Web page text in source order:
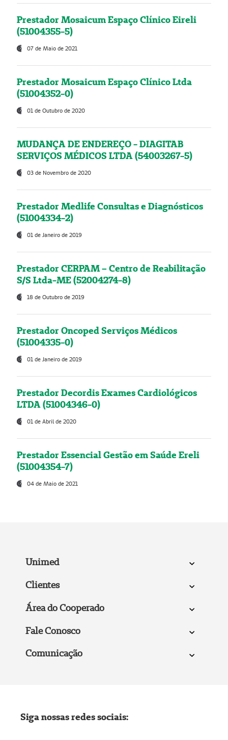
Prestador Mosaicum Espaço Clínico Eireli
(51004355-5)
07 de Maio de 2021
Prestador Mosaicum Espaço Clínico Ltda
(51004352-0)
01 de Outubro de 2020
MUDANÇA DE ENDEREÇO - DIAGITAB
SERVIÇOS MÉDICOS LTDA (54003267-5)
03 de Novembro de 2020
Prestador Medlife Consultas e Diagnósticos
(51004334-2)
01 de Janeiro de 2019
Prestador CERPAM – Centro de Reabilitação
S/S Ltda-ME (52004274-8)
18 de Outubro de 2019
Prestador Oncoped Serviços Médicos
(51004335-0)
01 de Janeiro de 2019
Prestador Decordis Exames Cardiológicos
LTDA (51004346-0)
01 de Abril de 2020
Prestador Essencial Gestão em Saúde Ereli
(51004354-7)
04 de Maio de 2021
Unimed
Clientes
Área do Cooperado
Fale Conosco
Comunicação
Siga nossas redes sociais: